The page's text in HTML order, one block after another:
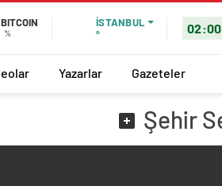
BITCOIN
%
İSTANBUL
°
02:00
Yazarlar Gazeteler
Şehir